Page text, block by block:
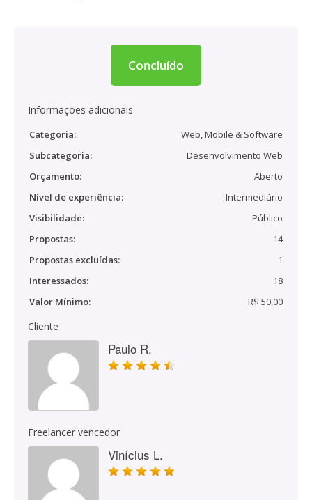
Concluído
Informações adicionais
Categoria:
Web, Mobile & Software
Subcategoria:
Desenvolvimento Web
Orçamento:
Aberto
Nível de experiência:
Intermediário
Visibilidade:
Público
Propostas:
14
Propostas excluídas:
1
Interessados:
18
Valor Mínimo:
R$ 50,00
Cliente
Paulo R.
Freelancer vencedor
Vinícius L.